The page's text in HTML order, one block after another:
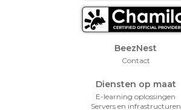
Footer MenuBeezNest
Contact
Diensten op maat
E-learning oplossingen
Servers en infrastructuren